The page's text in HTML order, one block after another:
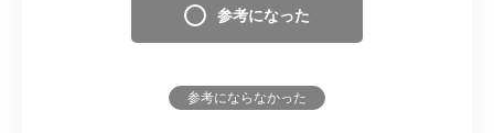
参考になった
参考にならなかった